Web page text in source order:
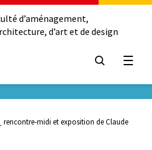
d’aménagement,
d’art et de design
_ rencontre-midi et exposition de Claude